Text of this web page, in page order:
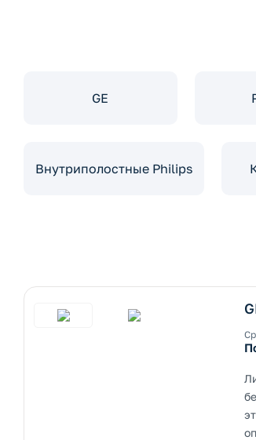
GE
Внутриполостные Philips